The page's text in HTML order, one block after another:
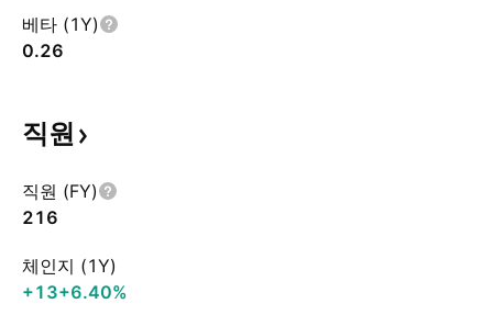
베타 (1Y)
0.26
직원
직원 (FY)
216
체인지 (1Y)
+13+6.40%